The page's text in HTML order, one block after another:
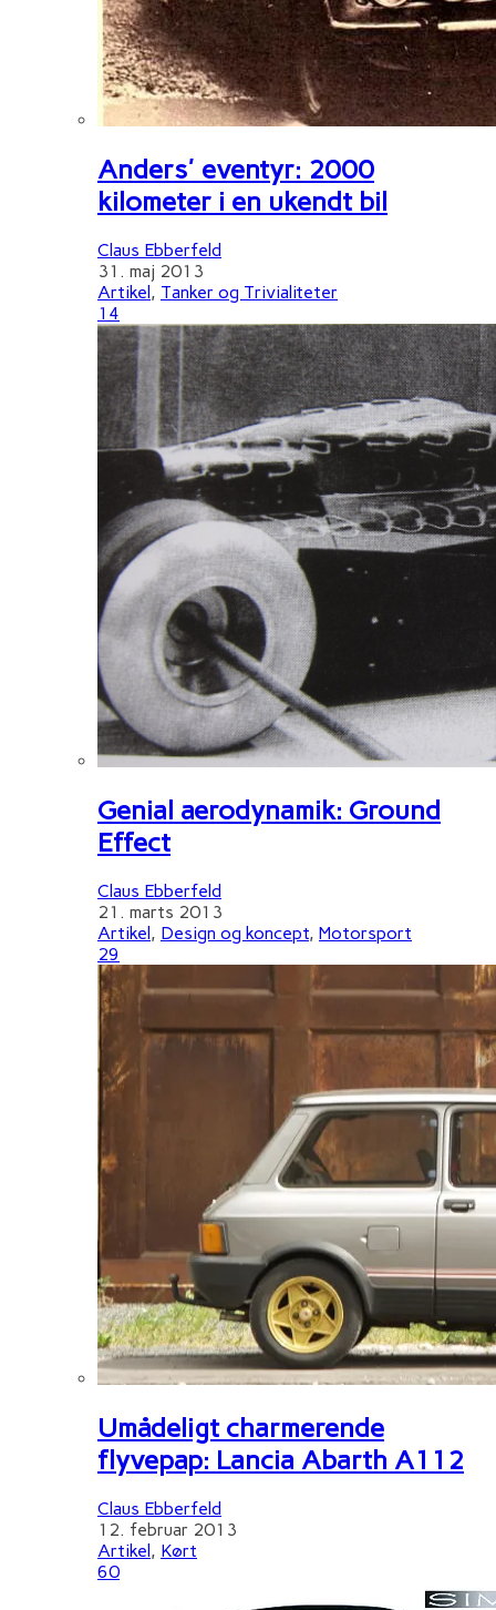
Anders' eventyr: 2000
kilometer i en ukendt bil
Claus Ebberfeld
31. maj 2013
Artikel , Tanker og Trivialiteter
14
Genial aerodynamik: Ground
Effect
Claus Ebberfeld
21. marts 2013
Artikel, Design og koncept, Motorsport
29
Umådeligt charmerende
flyvepap: Lancia Abarth A112
Claus Ebberfeld
12. februar 2013
Artikel, Kørt
60